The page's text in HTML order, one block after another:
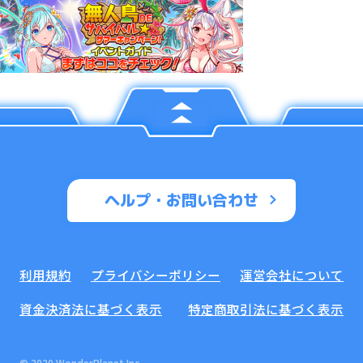
ヘルプ・お問い合わせ
利用規約 プライバシーポリシー
運営会社について
資金決済法に基づく表示
特定商取引法に基づく表示